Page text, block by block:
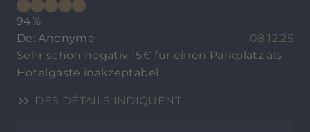
94%
De: Anonyme
08.12.25
Sehr schön negativ 15€ für einen Parkplatz als
Hotelgäste inakzeptabel
DES DÉTAILS INDIQUENT